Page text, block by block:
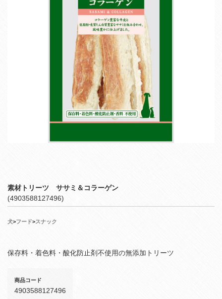
素材トリーツ ササミ＆コラーゲン
(4903588127496)
犬>フード>スナック
保存料・着色料・酸化防止剤不使用の無添加トリーツ
商品コード
4903588127496